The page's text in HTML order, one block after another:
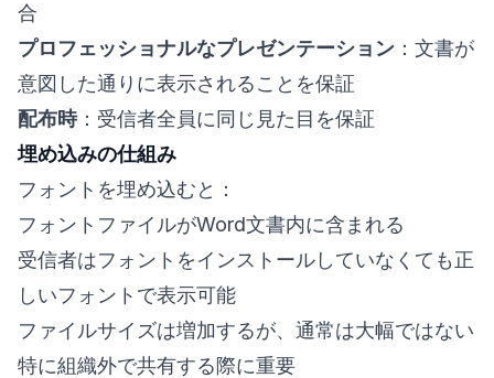
合
プロフェッショナルなプレゼンテーション ：文書が
意図した通りに表示されることを保証
配布時：受信者全員に同じ見た目を保証
埋め込みの仕組み
フォントを埋め込むと：
フォントファイルがWord文書内に含まれる
受信者はフォントをインストールしていなくても正
しいフォントで表示可能
ファイルサイズは増加するが、通常は大幅ではない
特に組織外で共有する際に重要